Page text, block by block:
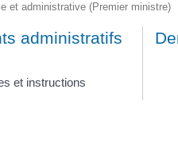
et administrative (Premier ministre)
administratifs
et instructions